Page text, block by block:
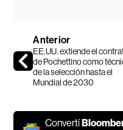
Anterior
EE.UU. extiende el
de Pochettino como
de la selección hasta el
Mundial de 2030
Convertí